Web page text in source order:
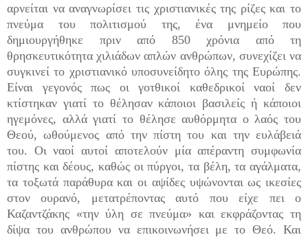
αρνείται να αναγνωρίσει τις χριστιανικές της ρίζες και το
πνεύμα του πολιτισμού της, ένα μνημείο που
δημιουργήθηκε πριν από 850 χρόνια από τη
θρησκευτικότητα χιλιάδων απλών ανθρώπων, συνεχίζει να
συγκινεί το χριστιανικό υποσυνείδητο όλης της Ευρώπης.
Είναι γεγονός πως οι γοτθικοί καθεδρικοί ναοί δεν
κτίστηκαν γιατί το θέλησαν κάποιοι βασιλείς ή κάποιοι
ηγεμόνες, αλλά γιατί το θέλησε αυθόρμητα ο λαός του
Θεού, ωθούμενος από την πίστη του και την ευλάβειά
του. Οι ναοί αυτοί αποτελούν μία απέραντη συμφωνία
πίστης και δέους, καθώς οι πύργοι, τα βέλη, τα αγάλματα,
τα τοξωτά παράθυρα και οι αψίδες υψώνονται ως ικεσίες
στον ουρανό, μετατρέποντας αυτό που είχε πει ο
Καζαντζάκης «την ύλη σε πνεύμα» και εκφράζοντας τη
δίψα του ανθρώπου να επικοινωνήσει με το Θεό. Και